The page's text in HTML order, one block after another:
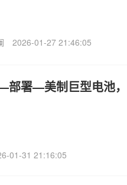
2026-01-27 21:46:05
部署—美制巨型电池
01-31 21:16:05